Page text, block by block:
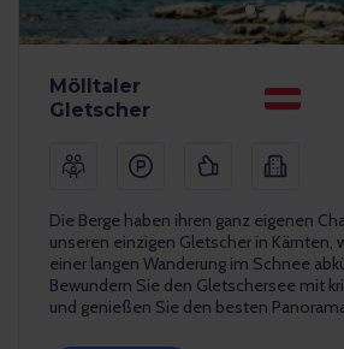
Mölltaler
Gletscher
Die Berge haben ihren ganz eigenen
unseren einzigen Gletscher in Kärnten,
einer langen Wanderung im Schnee
Bewundern Sie den Gletschersee mit
und genießen Sie den besten